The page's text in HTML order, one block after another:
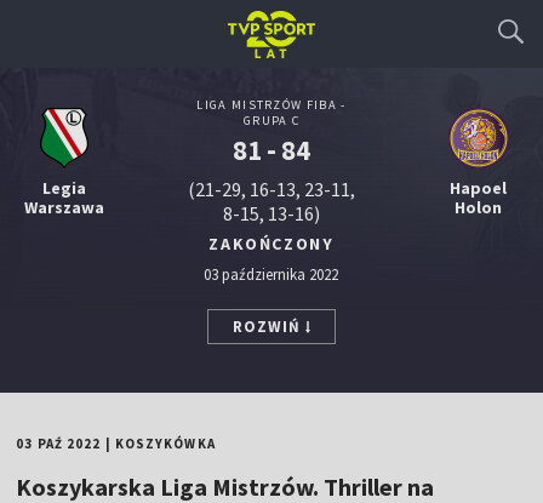
Legia
Warszawa
LIGA MISTRZÓW FIBA -
GRUPA C
81 - 84
(21-29, 16-13, 23-11,
8-15, 13-16)
ZAKOŃCZONY
03 października 2022
Hapoel
Holon
ROZWIŃ
03 PAŹ 2022 KOSZYKÓWKA
Koszykarska Liga Mistrzów. Thriller na